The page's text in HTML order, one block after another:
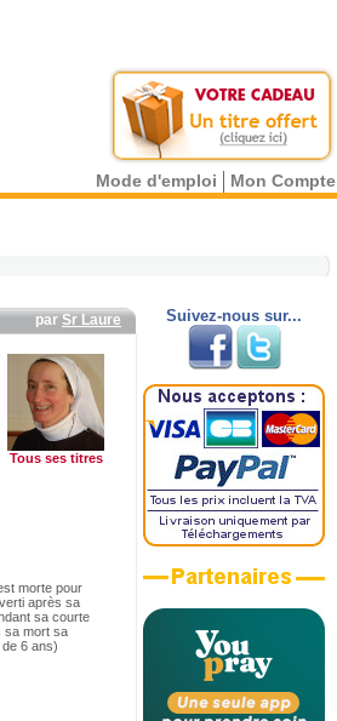
Mode d'emploi Mon Compte
par Sr Laure
Tous ses titres
morte pour
après sa
sa courte
sa mort sa
6 ans)
Suivez-nous sur...